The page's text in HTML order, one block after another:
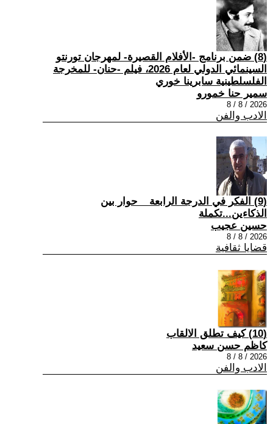
(8) ضمن برنامج -الأفلام القصيرة- لمهرجان تورنتو
السينمائي الدولي لعام 2026، فيلم -حنان- للمخرجة
الفلسلطينية سابرينا خوري
سمير حنا خمورو
2026 / 8 / 8
الادب والفن
(9) الفكر في الدرجة الرابعة _ حوار بين
الذكاءين...تكملة
حسين عجيب
2026 / 8 / 8
قضايا ثقافية
(10) كيف تطلق الالقاب
كاظم حسن سعيد
2026 / 8 / 8
الادب والفن